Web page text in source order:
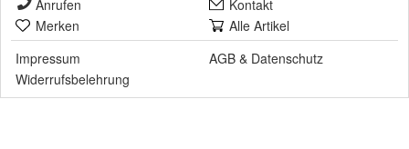
Anrufen
Kontakt
Merken
Alle Artikel
Impressum
AGB & Datenschutz
Widerrufsbelehrung